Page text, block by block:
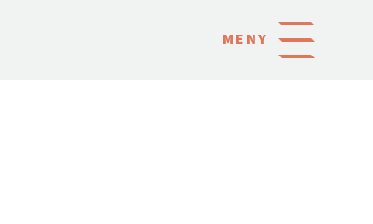
MENY